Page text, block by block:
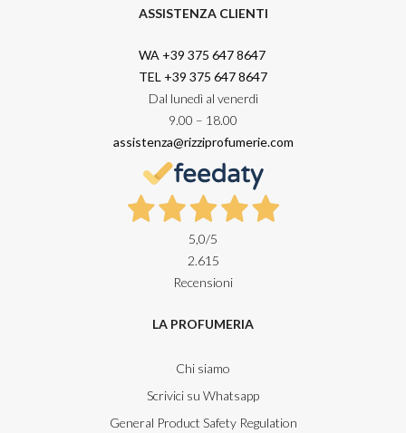
ASSISTENZA CLIENTI
WA +39 375 647 8647
TEL +39 375 647 8647
Dal lunedì al venerdì
9.00 – 18.00
assistenza@rizziprofumerie.com
5,0/5
2.615
Recensioni
LA PROFUMERIA
Chi siamo
Scrivici su Whatsapp
General Product Safety Regulation